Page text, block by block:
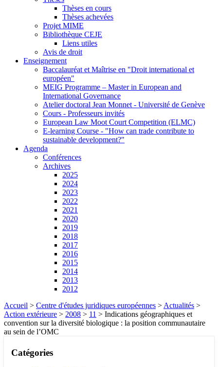
Thèses en cours
Thèses achevées
Projet MIME
Bibliothèque CEJE
Liens utiles
Avis de droit
Enseignement
Baccalauréat et Maîtrise en "Droit international et
européen"
MEIG Programme – Master in European and
International Governance
Atelier doctoral Jean Monnet - Université de Genève
Cours - Professeurs invités
European Law Moot Court Competition (ELMC)
E-learning Course - "How can trade contribute to
sustainable development?"
Agenda
Conférences
Archives
2025
2024
2023
2022
2021
2020
2019
2018
2017
2016
2015
2014
2013
2012
Accueil > Centre d'études juridiques européennes > Actualités >
Action extérieure > 2008 > 11 > Indications géographiques et
convention sur la diversité biologique : la position communautaire
au sein de l’OMC
Catégories